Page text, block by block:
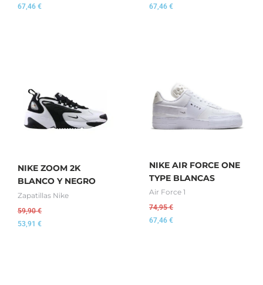
67,46 €
67,46 €
NIKE ZOOM 2K
BLANCO Y NEGRO
Zapatillas Nike
59,90€
53,91 €
NIKE AIR FORCE ONE
TYPE BLANCAS
Air Force 1
74,95€
67,46 €